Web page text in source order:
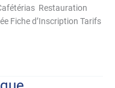
Restauration
Fiche d’Inscription Tarifs